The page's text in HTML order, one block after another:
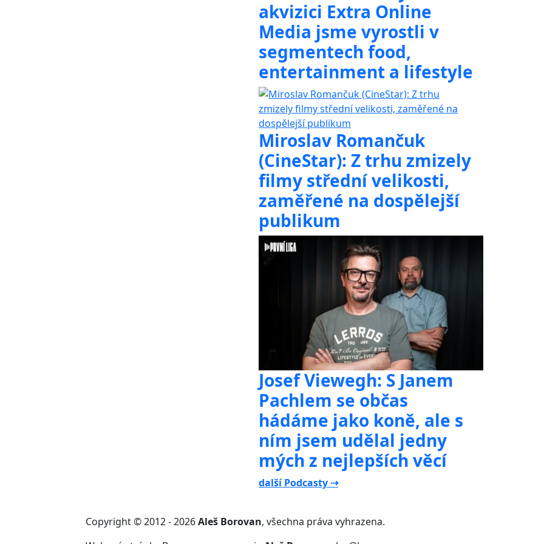
akvizici Extra Online
Media jsme vyrostli v
segmentech food,
entertainment a lifestyle
Miroslav Romančuk
(CineStar): Z trhu zmizely
filmy střední velikosti,
zaměřené na dospělejší
publikum
Josef Viewegh: S Janem
Pachlem se občas
hádáme jako koně, ale s
ním jsem udělal jedny
mých z nejlepších věcí
další Podcasty ⇢
Copyright © 2012 - 2026Aleš Borovan, všechna práva vyhrazena.